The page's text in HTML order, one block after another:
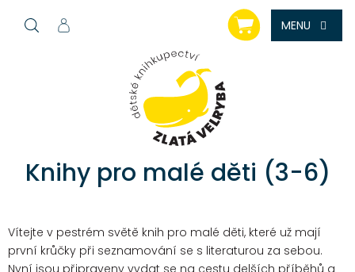
NÁKUPNÍ
KOŠÍK
Knihy pro malé děti (3-6)
Vítejte v pestrém světě knih pro malé děti, které už mají
první krůčky při seznamování se s literaturou za sebou.
Nyní jsou připraveny vydat se na cestu delších příběhů a